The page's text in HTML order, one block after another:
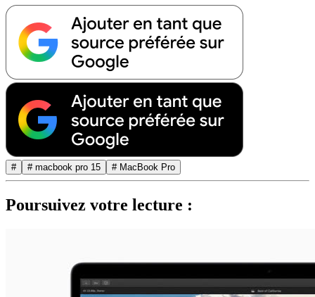
# # macbook pro 15 # MacBook Pro
Poursuivez votre lecture :